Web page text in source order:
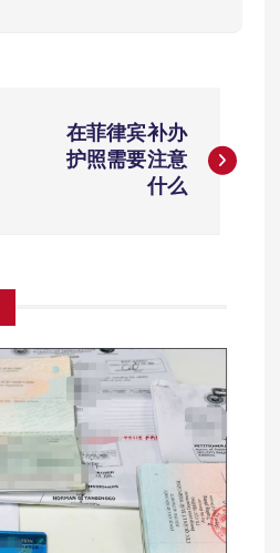
在菲律宾补办
护照需要注意
什么